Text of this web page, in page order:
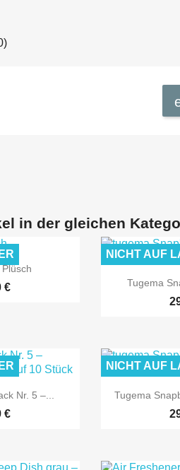
in der gleichen
€ 
Tugema
NICHT AUF
Nr. 5 –...
€

Tugema
NICHT AUF